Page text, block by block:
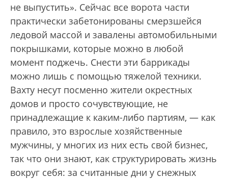
не выпустить». Сейчас все ворота части
практически забетонированы смерзшейся
ледовой массой и завалены автомобильными
покрышками, которые можно в любой
момент поджечь. Снести эти баррикады
можно лишь с помощью тяжелой техники.
Вахту несут посменно жители окрестных
домов и просто сочувствующие, не
принадлежащие к каким-либо партиям, — как
правило, это взрослые хозяйственные
мужчины, у многих из них есть свой бизнес,
так что они знают, как структурировать жизнь
вокруг себя: за считанные дни у снежных